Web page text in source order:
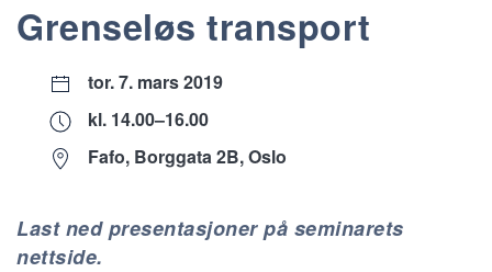
Grenseløs transport
tor. 7. mars 2019
kl. 14.00–16.00
Fafo, Borggata 2B, Oslo
Last ned presentasjoner på seminarets
nettside.